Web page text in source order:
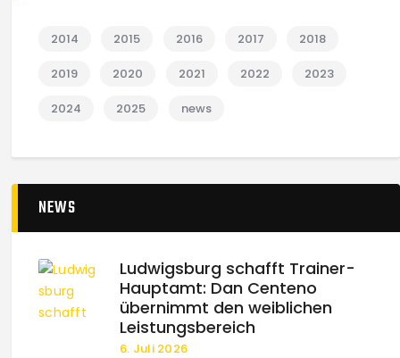
2014 2015 2016 2017 2018
2019 2020 2021 2022 2023
2024 2025 news
NEWS
Ludwigsburg schafft Trainer-
Hauptamt: Dan Centeno
übernimmt den weiblichen
Leistungsbereich
6. Juli 2026